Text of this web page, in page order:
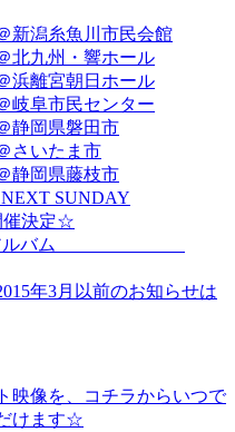
新潟糸魚川市民会館
北九州・響ホール
浜離宮朝日ホール
岐阜市民センター
静岡県磐田市
さいたま市
静岡県藤枝市
SUNDAY
催決定☆
1ST アルバム
年3月以前のお知らせは
映像を、コチラからいつで
けます☆